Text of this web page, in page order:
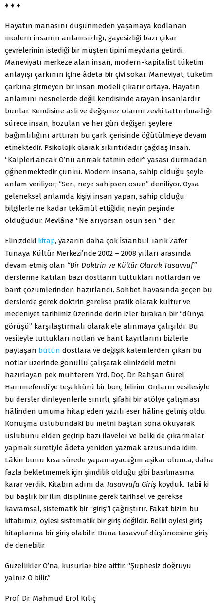
♦ ♦ ♦
Hayatın manasını düşünmeden yaşamaya kodlanan
modern insanın anlamsızlığı, gayesizliği bazı çıkar
çevrelerinin istediği bir müşteri tipini meydana getirdi.
Maneviyatı merkeze alan insan, modern-kapitalist tüketim
anlayışı çarkının içine âdeta bir çivi sokar. Maneviyat, tüketim
çarkına girmeyen bir insan modeli çıkarır ortaya. Hayatın
anlamını nesnelerde değil kendisinde arayan insanlardır
bunlar. Kendisine asli ve değişmez olanın zevki tattırılmadığı
sürece insan, bozulan ve her gün değişen şeylere
bağımlılığını arttıran bu çark içerisinde öğütülmeye devam
etmektedir. Psikolojik olarak sıkıntıdadır çağdaş insan.
“Kalpleri ancak O’nu anmak tatmin eder” yasası durmadan
çiğnenmektedir çünkü. Modern insana, sahip olduğu şeyle
anlam veriliyor; “Sen, neye sahipsen osun” deniliyor. Oysa
geleneksel anlamda kişiyi insan yapan, sahip olduğu
bilgilerle ne kadar tekâmül ettiğidir, neyin peşinde
olduğudur. Mevlâna “Ne arıyorsan osun sen ” der.
Elinizdeki kitap, yazarın daha çok İstanbul Tarık Zafer
Tunaya Kültür Merkezi’nde 2002 – 2008 yılları arasında
devam etmiş olan “Bir Doktrin ve Kültür Olarak Tasavvuf”
derslerine katılan bazı dostların tuttukları notlardan ve
bant çözümlerinden hazırlandı. Sohbet havasında geçen bu
derslerde gerek doktrin gerekse pratik olarak kültür ve
medeniyet tarihimiz üzerinde derin izler bırakan bir “dünya
görüşü” karşılaştırmalı olarak ele alınmaya çalışıldı. Bu
vesileyle tuttukları notlan ve bant kayıtlarını bizlerle
paylaşan bütün dostlara ve değişik kalemlerden çıkan bu
notlar üzerinde gönüllü çalışarak elinizdeki metni
hazırlayan pek muhterem Yrd. Doç. Dr. Rahşan Gürel
Hanımefendi’ye teşekkürü bir borç bilirim. Onların vesilesiyle
bu dersler dinleyenlerle sınırlı, şifahi bir atölye çalışması
hâlinden umuma hitap eden yazılı eser hâline gelmiş oldu.
Konuşma üslubundaki bu metni baştan sona okuyarak
üslubunu elden geçirip bazı ilaveler ve belki de çıkarmalar
yapmak suretiyle âdeta yeniden yazmak arzusunda idim.
Lâkin bunu kısa sürede yapamayacağım aşikar olunca, daha
fazla bekletmemek için şimdilik olduğu gibi basılmasına
karar verdik. Kitabın adını da Tasavvufa Giriş koyduk. Tabii ki
bu başlık bir ilim disiplinine gerek tarihsel ve gerekse
kavramsal, sistematik bir “giriş”i çağrıştırır. Fakat bizim bu
kitabımız, öylesi sistematik bir giriş değildir. Belki öylesi giriş
kitaplarına bir giriş olabilir. Buna tasavvuf düşüncesine giriş
de denebilir.
Güzellikler O’na, kusurlar bize aittir. “Şüphesiz doğruyu
yalnız O bilir.”
Prof. Dr. Mahmud Erol Kılıç